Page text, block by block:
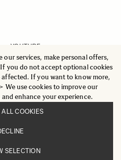
our services, make personal offers,
you do not accept optional cookies
affected. If you want to know more,
We use cookies to improve our
enhance your experience.
COOKIES
SELECTION
YOUTUBE
INSTAGRAM
FACEBOOK
LINKEDIN